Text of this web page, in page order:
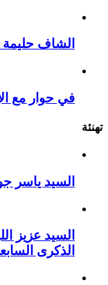
الشاف حليمة
في حوار مع
تهنئة
السيد ياسر
السيد عزيز
الذكرى